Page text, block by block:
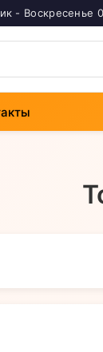
- Воскресенье